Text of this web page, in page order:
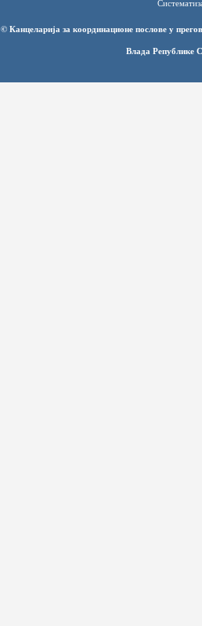
© Канцеларија за координационе послове у
Влада Републике